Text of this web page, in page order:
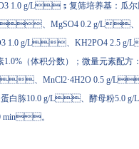
1.0 g/L；复筛培养基：瓜
、MgSO4 0.2 g/L、
1.0 g/L、KH2PO4
积分数）；微量元素配方
、MnCl2·4H2O 0.5 g/L
蛋白胨10.0 g/L、酵母粉5.0
min。